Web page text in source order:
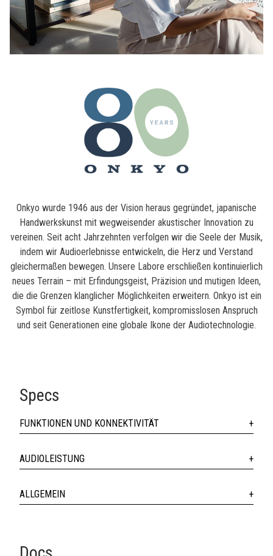
Onkyo wurde 1946 aus der Vision heraus gegründet, japanische
Handwerkskunst mit wegweisender akustischer Innovation zu
vereinen. Seit acht Jahrzehnten verfolgen wir die Seele der Musik,
indem wir Audioerlebnisse entwickeln, die Herz und Verstand
gleichermaßen bewegen. Unsere Labore erschließen kontinuierlich
neues Terrain – mit Erfindungsgeist, Präzision und mutigen Ideen,
die die Grenzen klanglicher Möglichkeiten erweitern. Onkyo ist ein
Symbol für zeitlose Kunstfertigkeit, kompromisslosen Anspruch
und seit Generationen eine globale Ikone der Audiotechnologie.
Specs
FUNKTIONEN UND KONNEKTIVITÄT
AUDIOLEISTUNG
ALLGEMEIN